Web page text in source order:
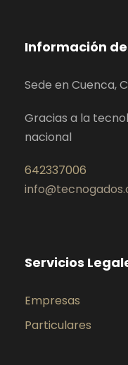
Información
Sede en Cuenca,
Gracias a la
nacional
642337006
Servicios
Empresas
Particulares